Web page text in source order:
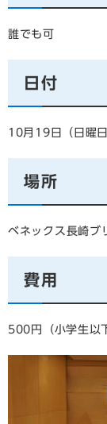
誰でも可
日付
10月19日（日曜日
場所
ベネックス長崎ブ
費用
500円（小学生以